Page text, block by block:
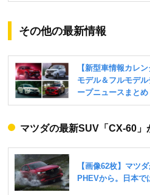
その他の最新情報
マツダの最新SUV「CX-60」